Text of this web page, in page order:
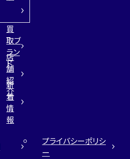
買
取ブ
ラン
ド
店
舗
紹
介
新
着
情
報
プライバシーポリシ
ー